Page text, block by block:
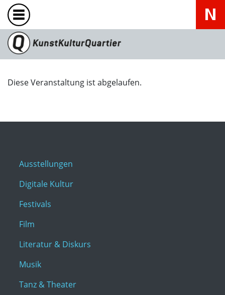
Diese Veranstaltung ist abgelaufen.
Ausstellungen
Digitale Kultur
Festivals
Film
Literatur & Diskurs
Musik
Tanz & Theater